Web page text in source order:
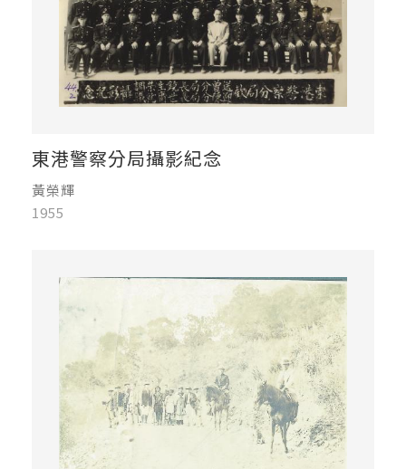
東港警察分局攝影紀念
黃榮輝
1955